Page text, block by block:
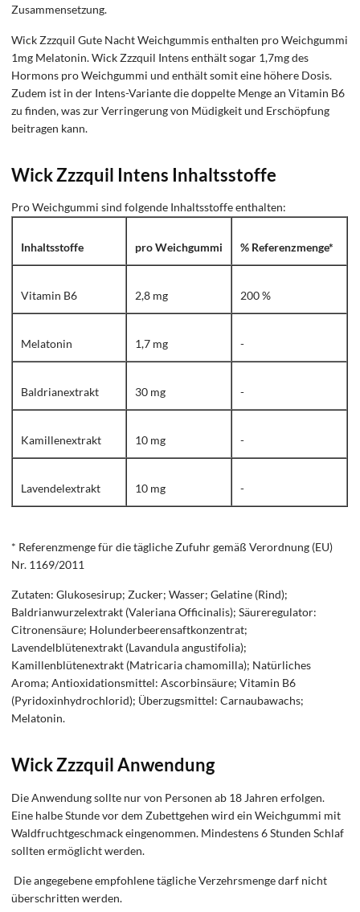
Zusammensetzung.
Wick Zzzquil Gute Nacht Weichgummis enthalten pro Weichgummi
1mg Melatonin. Wick Zzzquil Intens enthält sogar 1,7mg des
Hormons pro Weichgummi und enthält somit eine höhere Dosis.
Zudem ist in der Intens-Variante die doppelte Menge an Vitamin B6
zu finden, was zur Verringerung von Müdigkeit und Erschöpfung
beitragen kann.
Wick Zzzquil Intens Inhaltsstoffe
Pro Weichgummi sind folgende Inhaltsstoffe enthalten:
Inhaltsstoffe pro Weichgummi % Referenzmenge*
Vitamin B6 2,8 mg 200 %
Melatonin 1,7 mg -
Baldrianextrakt 30 mg -
Kamillenextrakt 10 mg -
Lavendelextrakt 10 mg -
* Referenzmenge für die tägliche Zufuhr gemäß Verordnung (EU)
Nr. 1169/2011
Zutaten: Glukosesirup; Zucker; Wasser; Gelatine (Rind);
Baldrianwurzelextrakt (Valeriana Officinalis); Säureregulator:
Citronensäure; Holunderbeerensaftkonzentrat;
Lavendelblütenextrakt (Lavandula angustifolia);
Kamillenblütenextrakt (Matricaria chamomilla); Natürliches
Aroma; Antioxidationsmittel: Ascorbinsäure; Vitamin B6
(Pyridoxinhydrochlorid); Überzugsmittel: Carnaubawachs;
Melatonin.
Wick Zzzquil Anwendung
Die Anwendung sollte nur von Personen ab 18 Jahren erfolgen.
Eine halbe Stunde vor dem Zubettgehen wird ein Weichgummi mit
Waldfruchtgeschmack eingenommen. Mindestens 6 Stunden Schlaf
sollten ermöglicht werden.
Die angegebene empfohlene tägliche Verzehrsmenge darf nicht
überschritten werden.